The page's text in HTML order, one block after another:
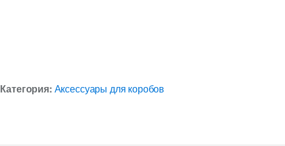
Категория: Аксессуары для коробов